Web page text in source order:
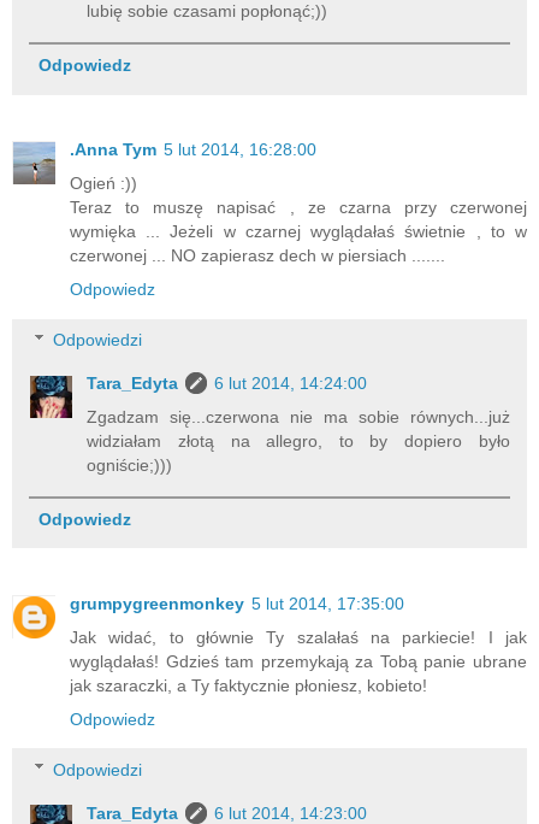
lubię sobie czasami popłonąć;))
Odpowiedz
.Anna Tym 5 lut 2014, 16:28:00
Ogień :))
Teraz to muszę napisać , ze czarna przy czerwonej
wymięka ... Jeżeli w czarnej wyglądałaś świetnie , to w
czerwonej ... NO zapierasz dech w piersiach .......
Odpowiedz
Odpowiedzi
Tara_Edyta
6 lut 2014, 14:24:00
Zgadzam się...czerwona nie ma sobie równych...już
widziałam złotą na allegro, to by dopiero było
ogniście;)))
Odpowiedz
grumpygreenmonkey 5 lut 2014, 17:35:00
Jak widać, to głównie Ty szalałaś na parkiecie! I jak
wyglądałaś! Gdzieś tam przemykają za Tobą panie ubrane
jak szaraczki, a Ty faktycznie płoniesz, kobieto!
Odpowiedz
Odpowiedzi
Tara_Edyta
6 lut 2014, 14:23:00